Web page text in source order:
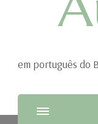
em português do